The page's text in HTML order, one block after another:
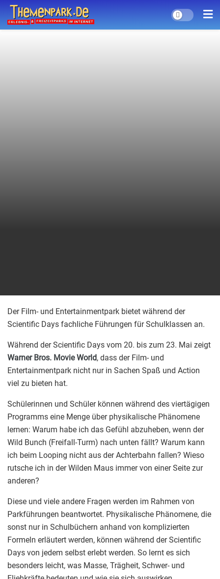
Der Film- und Entertainmentpark bietet während der
Scientific Days fachliche Führungen für Schulklassen an.
Während der Scientific Days vom 20. bis zum 23. Mai zeigt
Warner Bros. Movie World, dass der Film- und
Entertainmentpark nicht nur in Sachen Spaß und Action
viel zu bieten hat.
Schülerinnen und Schüler können während des viertägigen
Programms eine Menge über physikalische Phänomene
lernen: Warum habe ich das Gefühl abzuheben, wenn der
Wild Bunch (Freifall-Turm) nach unten fällt? Warum kann
ich beim Looping nicht aus der Achterbahn fallen? Wieso
rutsche ich in der Wilden Maus immer von einer Seite zur
anderen?
Diese und viele andere Fragen werden im Rahmen von
Parkführungen beantwortet. Physikalische Phänomene, die
sonst nur in Schulbüchern anhand von komplizierten
Formeln erläutert werden, können während der Scientific
Days von jedem selbst erlebt werden. So lernt es sich
besonders leicht, was Masse, Trägheit, Schwer- und